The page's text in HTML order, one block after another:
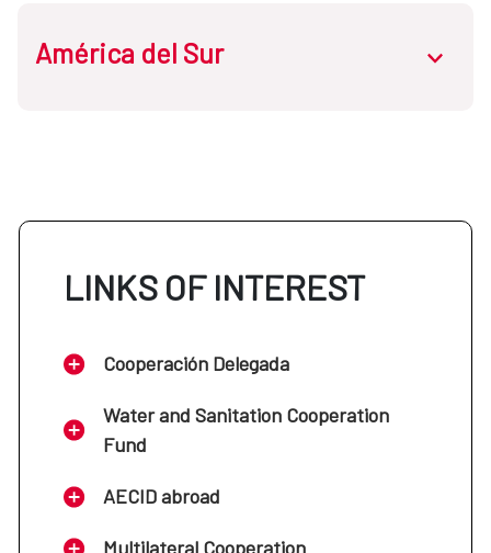
Costa Rica
Guatemala
Haití
Honduras
México
América del Sur
Colombia
LINKS OF INTEREST
Cooperación Delegada
Water and Sanitation Cooperation
Fund
AECID abroad
Multilateral Cooperation